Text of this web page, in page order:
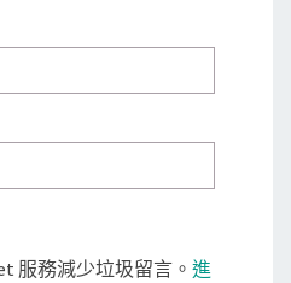
服務減少垃圾留言。 進